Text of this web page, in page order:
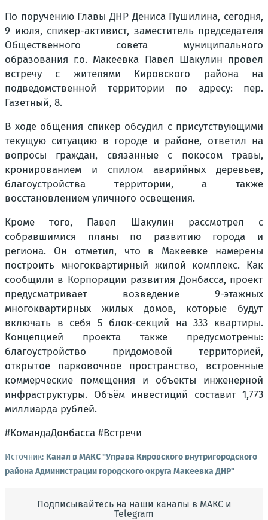
По поручению Главы ДНР Дениса Пушилина, сегодня,
9 июля, спикер-активист, заместитель председателя
Общественного совета муниципального
образования г.о. Макеевка Павел Шакулин провел
встречу с жителями Кировского района на
подведомственной территории по адресу: пер.
Газетный, 8.
В ходе общения спикер обсудил с присутствующими
текущую ситуацию в городе и районе, ответил на
вопросы граждан, связанные с покосом травы,
кронированием и спилом аварийных деревьев,
благоустройства территории, а также
восстановлением уличного освещения.
Кроме того, Павел Шакулин рассмотрел с
собравшимися планы по развитию города и
региона. Он отметил, что в Макеевке намерены
построить многоквартирный жилой комплекс. Как
сообщили в Корпорации развития Донбасса, проект
предусматривает возведение 9-этажных
многоквартирных жилых домов, которые будут
включать в себя 5 блок-секций на 333 квартиры.
Концепцией проекта также предусмотрены:
благоустройство придомовой территорией,
открытое парковочное пространство, встроенные
коммерческие помещения и объекты инженерной
инфраструктуры. Объём инвестиций составит 1,773
миллиарда рублей.
#КомандаДонбасса #Встречи
Источник: Канал в МАКС "Управа Кировского внутригородского
района Администрации городского округа Макеевка ДНР"
Подписывайтесь на наши каналы в МАКС и
Telegram